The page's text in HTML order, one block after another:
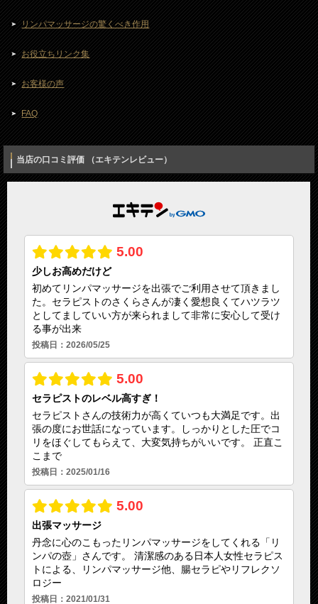
リンパマッサージの驚くべき作用
お役立ちリンク集
お客様の声
FAQ
当店の口コミ評価 （エキテンレビュー）